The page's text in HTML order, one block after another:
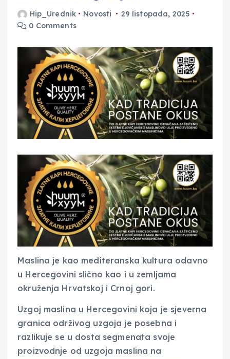
Hip_Urednik Novosti
29 listopada, 2025
0 Comments
Maslina je kao mediteranska kultura odavno
u Hercegovini slično kao i u zemljama
okruženja Hrvatskoj i Crnoj gori.
Uzgoj maslina u Hercegovini koja je sjeverna
granica održivog uzgoja je posebna i
razlikuje se u dosta segmenata svoje
proizvodnje od uzgoja maslina na